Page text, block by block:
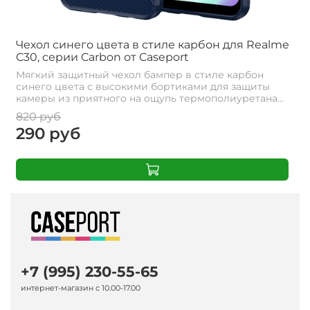
Чехол синего цвета в стиле карбон для Realme
C30, серии Carbon от Caseport
Мягкий защитный чехол бампер в стиле карбон
синего цвета с высокими бортиками для защиты
камеры из приятного на ощупь термополиуретана...
820 руб
290 руб
+7 (995) 230-55-65
интернет-магазин с 10.00-17.00